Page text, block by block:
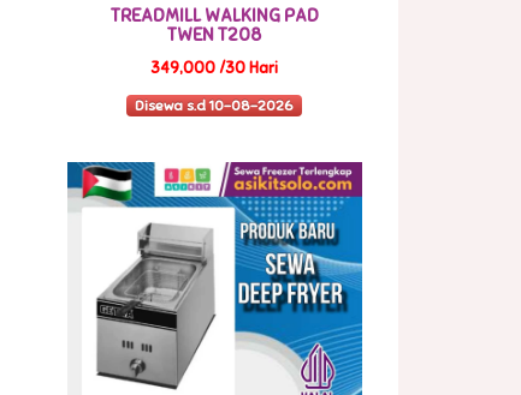
TREADMILL WALKING PAD
TWEN T208
349,000 /30 Hari
Disewa s.d 10-08-2026